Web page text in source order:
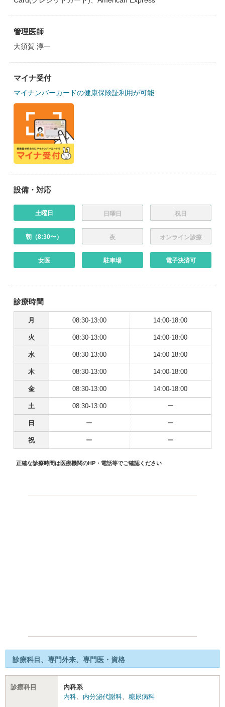
管理医師
大須賀 淳一
マイナ受付
マイナンバーカードの健康保険証利用が可能
設備・対応
土曜日 日曜日 祝日
朝（8:30〜） 夜 オンライン診療
女医 駐車場 電子決済可
診療時間
月 08:30-13:00 14:00-18:00
火 08:30-13:00 14:00-18:00
水 08:30-13:00 14:00-18:00
木 08:30-13:00 14:00-18:00
金 08:30-13:00 14:00-18:00
土 08:30-13:00 ー
日 ー ー
祝 ー ー
正確な診療時間は医療機関のHP・電話等でご確認ください
診療科目、専門外来、専門医・資格
診療科目
内科系
内科、 内分泌代謝科、 糖尿病科